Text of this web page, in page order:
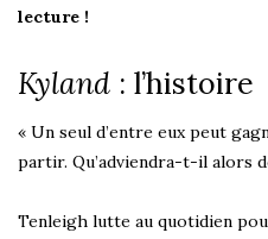
lecture !
Kyland : l’histoire
« Un seul d’entre eux peut
partir. Qu’adviendra-t-il alors
Tenleigh lutte au quotidien